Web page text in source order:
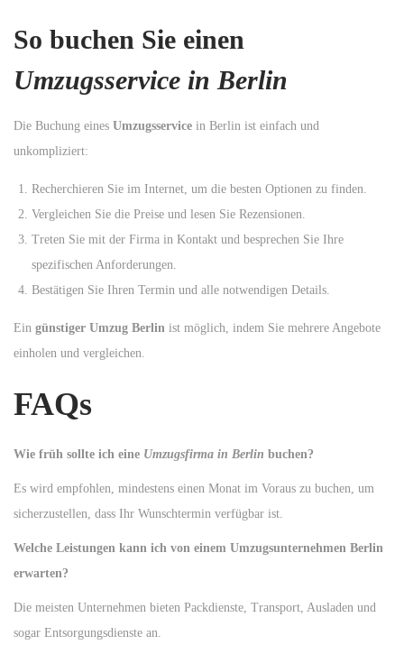
So buchen Sie einen
Umzugsservice in Berlin
Die Buchung eines Umzugsservice in Berlin ist einfach und
unkompliziert:
Recherchieren Sie im Internet, um die besten Optionen zu finden.
Vergleichen Sie die Preise und lesen Sie Rezensionen.
Treten Sie mit der Firma in Kontakt und besprechen Sie Ihre
spezifischen Anforderungen.
Bestätigen Sie Ihren Termin und alle notwendigen Details.
Ein günstiger Umzug Berlin ist möglich, indem Sie mehrere Angebote
einholen und vergleichen.
FAQs
Wie früh sollte ich eine Umzugsfirma in Berlin buchen?
Es wird empfohlen, mindestens einen Monat im Voraus zu buchen, um
sicherzustellen, dass Ihr Wunschtermin verfügbar ist.
Welche Leistungen kann ich von einem Umzugsunternehmen Berlin
erwarten?
Die meisten Unternehmen bieten Packdienste, Transport, Ausladen und
sogar Entsorgungsdienste an.